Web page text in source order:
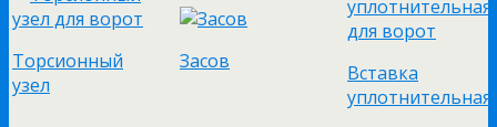
Торсионный
узел
Засов
Вставка
уплотнительная